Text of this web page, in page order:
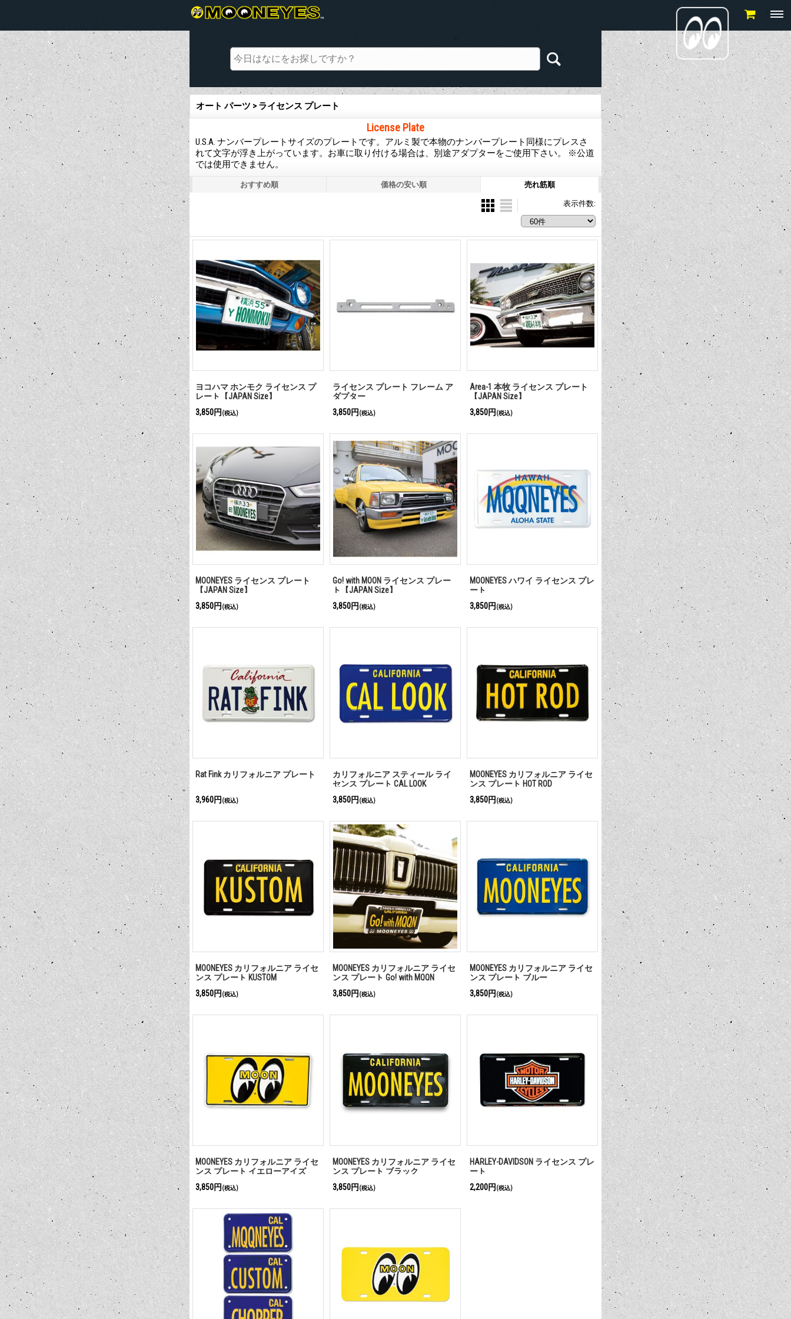
オート パーツ > ライセンス プレート
License Plate
U.S.A. ナンバープレートサイズのプレートです。アルミ製で本物のナンバープレート同様にプレスさ
れて文字が浮き上がっています。お車に取り付ける場合は、別途アダプターをご使用下さい。 ※公道
では使用できません。
おすすめ順 価格の安い順 売れ筋順
表示件数:
ヨコハマ ホンモク ライセンス プ
レート【JAPAN Size】
3,850円 (税込)
ライセンス プレート フレーム ア
ダプター
3,850円 (税込)
Area-1 本牧 ライセンス プレート
【JAPAN Size】
3,850円 (税込)
MOONEYES ライセンス プレート
【JAPAN Size】
3,850円 (税込)
Go! with MOON ライセンス プレー
ト【JAPAN Size】
3,850円 (税込)
MOONEYES ハワイ ライセンス プレ
ート
3,850円 (税込)
Rat Fink カリフォルニア プレート
3,960円 (税込)
カリフォルニア スティール ライ
センス プレート CAL LOOK
3,850円 (税込)
MOONEYES カリフォルニア ライセ
ンス プレート HOT ROD
3,850円 (税込)
MOONEYES カリフォルニア ライセ
ンス プレート KUSTOM
3,850円 (税込)
MOONEYES カリフォルニア ライセ
ンス プレート Go! with MQQN
3,850円 (税込)
MOONEYES カリフォルニア ライセ
ンス プレート ブルー
3,850円 (税込)
MOONEYES カリフォルニア ライセ
ンス プレート イエローアイズ
3,850円 (税込)
MOONEYES カリフォルニア ライセ
ンス プレート ブラック
3,850円 (税込)
HARLEY-DAVIDSON ライセンス プレ
ート
2,200円 (税込)